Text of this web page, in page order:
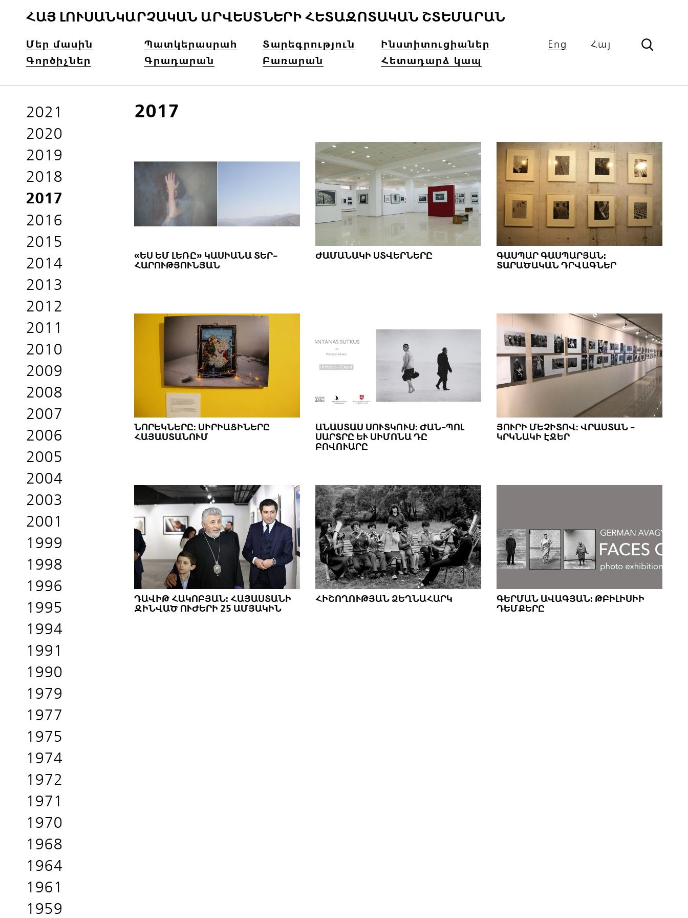
ՀԱՅ ԼՈՒՍԱՆԿԱՐՉԱԿԱՆ ԱՐՎԵՍՏՆԵՐԻ ՀԵՏԱԶՈՏԱԿԱՆ ՇՏԵՄԱՐԱՆ
Մեր մասին Պատկերասրահ Տարեգրություն
Ինստիտուցիաներ
Գործիչներ
Գրադարան Բառարան Հետադարձ կապ
Eng Հայ
2021
2020
2019
2018
2017
2016
2015
2014
2013
2012
2011
2010
2009
2008
2007
2006
2005
2004
2003
2001
1999
1998
1996
1995
1994
1991
1990
1979
1977
1975
1974
1972
1971
1970
1968
1964
1961
1959
2017
«ԵՍ ԵՄ ԼԵՌԸ» ԿԱՍԻԱՆԱ ՏԵՐ-
ՀԱՐՈՒԹՅՈՒՆՅԱՆ
ԺԱՄԱՆԱԿԻ ՍՏՎԵՐՆԵՐԸ
ԳԱՍՊԱՐ ԳԱՍՊԱՐՅԱՆ:
ՏԱՐԱԾԱԿԱՆ ԴՐՎԱԳՆԵՐ
ՆՈՐԵԿՆԵՐԸ: ՍԻՐԻԱՑԻՆԵՐԸ
ՀԱՅԱՍՏԱՆՈՒՄ
ԱՆԱՍՏԱՍ ՍՈՒՏԿՈՒՍ: ԺԱՆ-ՊՈԼ
ՍԱՐՏՐԸ ԵՒ ՍԻՄՈՆԱ ԴԸ
ԲՈՎՈՒԱՐԸ
ՅՈՒՐԻ ՄԵՉԻՏՈՎ: ՎՐԱՍՏԱՆ -
ԿՐԿՆԱԿԻ ԷՋԵՐ
ԴԱՎԻԹ ՀԱԿՈԲՅԱՆ: ՀԱՅԱՍՏԱՆԻ
ԶԻՆՎԱԾ ՈՒԺԵՐԻ 25 ԱՄՅԱԿԻՆ
ՀԻՇՈՂՈՒԹՅԱՆ ՁԵՂՆԱՀԱՐԿ
ԳԵՐՄԱՆ ԱՎԱԳՅԱՆ։ ԹԲԻԼԻՍԻԻ
ԴԵՄՔԵՐԸ